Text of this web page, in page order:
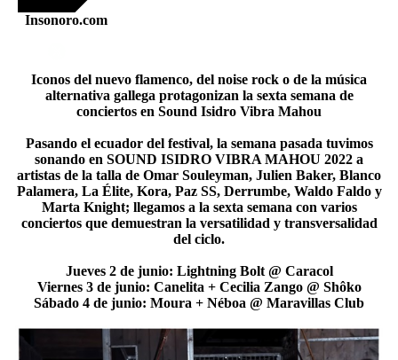
Insonoro.com
Iconos del nuevo flamenco, del noise rock o de la música
alternativa gallega protagonizan la sexta semana de
conciertos en Sound Isidro Vibra Mahou
Pasando el ecuador del festival, la semana pasada tuvimos
sonando en SOUND ISIDRO VIBRA MAHOU 2022 a
artistas de la talla de Omar Souleyman, Julien Baker, Blanco
Palamera, La Élite, Kora, Paz SS, Derrumbe, Waldo Faldo y
Marta Knight; llegamos a la sexta semana con varios
conciertos que demuestran la versatilidad y transversalidad
del ciclo.
Jueves 2 de junio: Lightning Bolt @ Caracol
Viernes 3 de junio: Canelita + Cecilia Zango @ Shôko
Sábado 4 de junio: Moura + Néboa @ Maravillas Club